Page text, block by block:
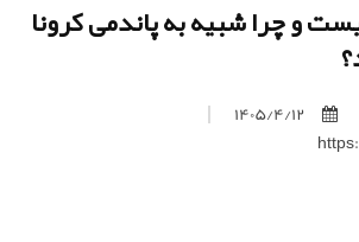
و چرا شبیه به پاندمی کرونا
1405/4/12